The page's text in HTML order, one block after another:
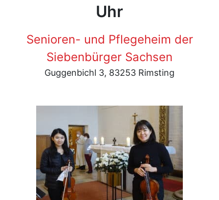
Uhr
Senioren- und Pflegeheim der
Siebenbürger Sachsen
Guggenbichl 3, 83253 Rimsting